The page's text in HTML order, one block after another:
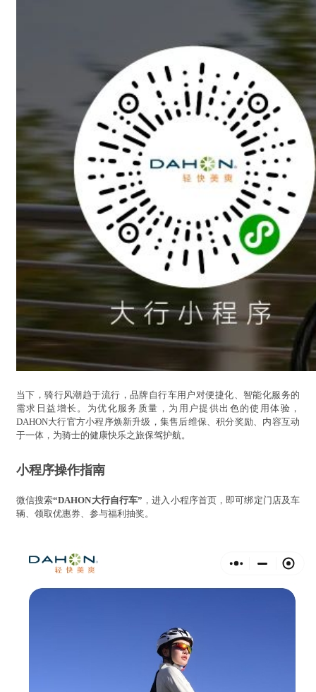
当下，骑行风潮趋于流行，品牌自行车用户对便捷化、智能化服务的
需求日益增长。为优化服务质量，为用户提供出色的使用体验，
DAHON大行官方小程序焕新升级，集售后维保、积分奖励、内容互动
于一体，为骑士的健康快乐之旅保驾护航。
小程序操作指南
微信搜索“DAHON大行自行车” ，进入小程序首页，即可绑定门店及车
辆、领取优惠券、参与福利抽奖。